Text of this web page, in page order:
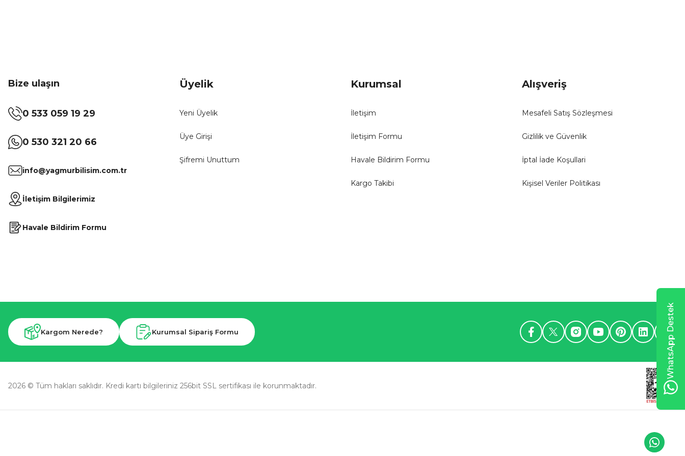
Bize ulaşın
0 533 059 19 29
0 530 321 20 66
info@yagmurbilisim.com.tr
İletişim Bilgilerimiz
Havale Bildirim Formu
Üyelik
Yeni Üyelik
Üye Girişi
Şifremi Unuttum
Kurumsal
İletişim
İletişim Formu
Havale Bildirim Formu
Kargo Takibi
Alışveriş
Mesafeli Satış Sözleşmesi
Gizlilik ve Güvenlik
İptal İade Koşullari
Kişisel Veriler Politikası
Kargom Nerede? Kurumsal Sipariş Formu
2026 © Tüm hakları saklıdır. Kredi kartı bilgileriniz 256bit SSL sertifikası ile korunmaktadır.
WhatsApp Destek